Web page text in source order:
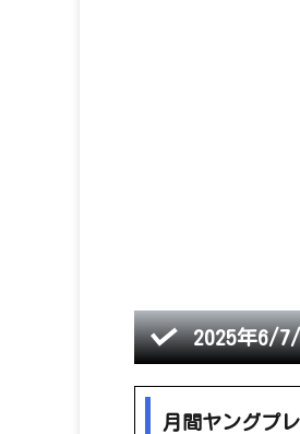
2025年6/
月間ヤングプ